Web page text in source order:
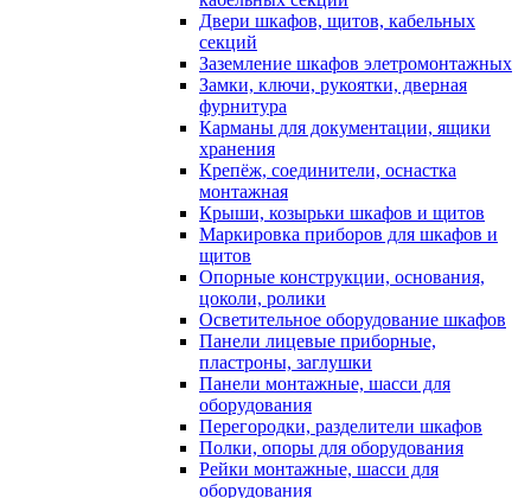
Двери шкафов, щитов, кабельных
секций
Заземление шкафов элетромонтажных
Замки, ключи, рукоятки, дверная
фурнитура
Карманы для документации, ящики
хранения
Крепёж, соединители, оснастка
монтажная
Крыши, козырьки шкафов и щитов
Маркировка приборов для шкафов и
щитов
Опорные конструкции, основания,
цоколи, ролики
Осветительное оборудование шкафов
Панели лицевые приборные,
пластроны, заглушки
Панели монтажные, шасси для
оборудования
Перегородки, разделители шкафов
Полки, опоры для оборудования
Рейки монтажные, шасси для
оборудования